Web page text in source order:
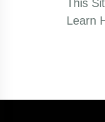
This
Learn